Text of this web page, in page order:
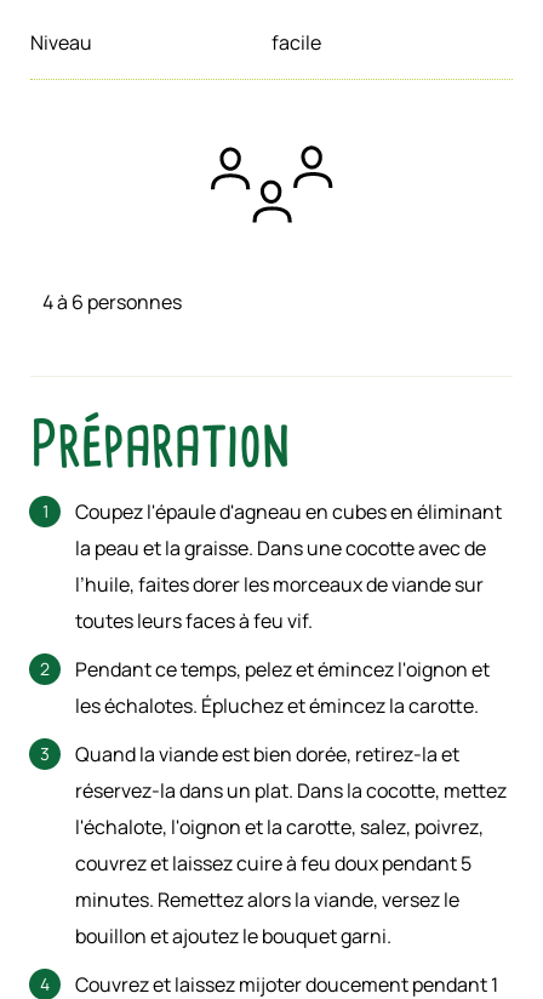
Niveau facile
4 à 6 personnes
Préparation
Coupez l'épaule d'agneau en cubes en éliminant
la peau et la graisse. Dans une cocotte avec de
l’huile, faites dorer les morceaux de viande sur
toutes leurs faces à feu vif.
Pendant ce temps, pelez et émincez l'oignon et
les échalotes. Épluchez et émincez la carotte.
Quand la viande est bien dorée, retirez-la et
réservez-la dans un plat. Dans la cocotte, mettez
l'échalote, l'oignon et la carotte, salez, poivrez,
couvrez et laissez cuire à feu doux pendant 5
minutes. Remettez alors la viande, versez le
bouillon et ajoutez le bouquet garni.
Couvrez et laissez mijoter doucement pendant 1